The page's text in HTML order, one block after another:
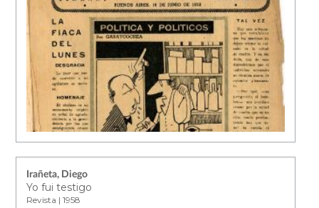
Irañeta, Diego
Yo fui testigo
Revista | 1958